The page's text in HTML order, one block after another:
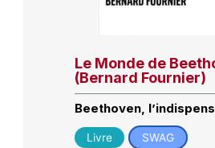
Le Monde de
(Bernard Fournier)
Beethoven,
Livre SWAG